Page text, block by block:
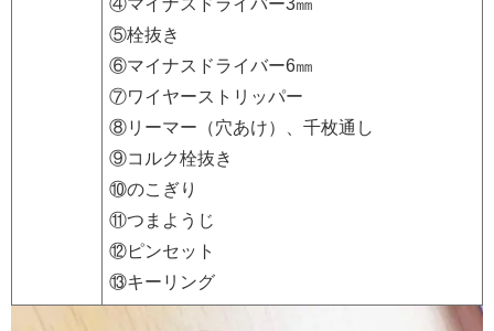
⑤栓抜き
⑥マイナスドライバー6㎜
⑦ワイヤーストリッパー
⑧リーマー（穴あけ）、千枚通し
⑨コルク栓抜き
⑩のこぎり
⑪つまようじ
⑫ピンセット
⑬キーリング